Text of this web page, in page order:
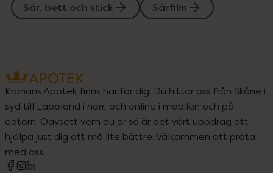
Sår, bett och stick
Sårfilm
Kronans Apotek finns här för dig. Du hittar oss från Skåne i
syd till Lappland i norr, och online i mobilen och på
datorn. Oavsett vem du är så är det vårt uppdrag att
hjälpa just dig att må lite bättre. Välkommen att prata
med oss.